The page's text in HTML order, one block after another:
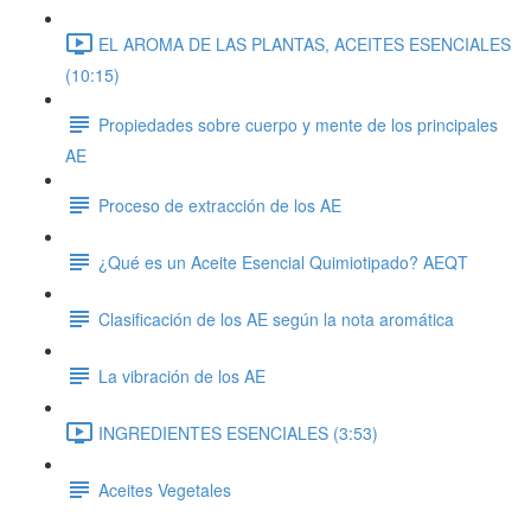
EL AROMA DE LAS PLANTAS, ACEITES ESENCIALES
(10:15)
Propiedades sobre cuerpo y mente de los principales
AE
Proceso de extracción de los AE
¿Qué es un Aceite Esencial Quimiotipado? AEQT
Clasificación de los AE según la nota aromática
La vibración de los AE
INGREDIENTES ESENCIALES (3:53)
Aceites Vegetales